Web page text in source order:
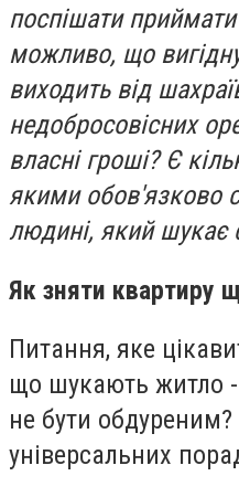
поспішати
можливо, що
виходить від
недобросовісних
власні гроші? Є
якими обов'язково
людині, який шукає
Як зняти квартиру
Питання, яке
що шукають житло -
не бути обдуреним?
універсальних